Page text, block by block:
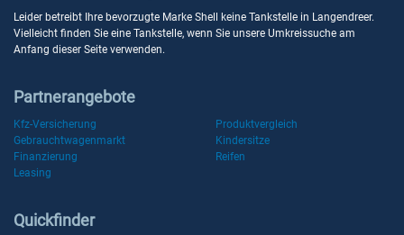
Leider betreibt Ihre bevorzugte Marke Shell keine Tankstelle in Langendreer.
Vielleicht finden Sie eine Tankstelle, wenn Sie unsere Umkreissuche am
Anfang dieser Seite verwenden.
Partnerangebote
Kfz-Versicherung
Produktvergleich
Gebrauchtwagenmarkt
Kindersitze
Finanzierung
Reifen
Leasing
Quickfinder